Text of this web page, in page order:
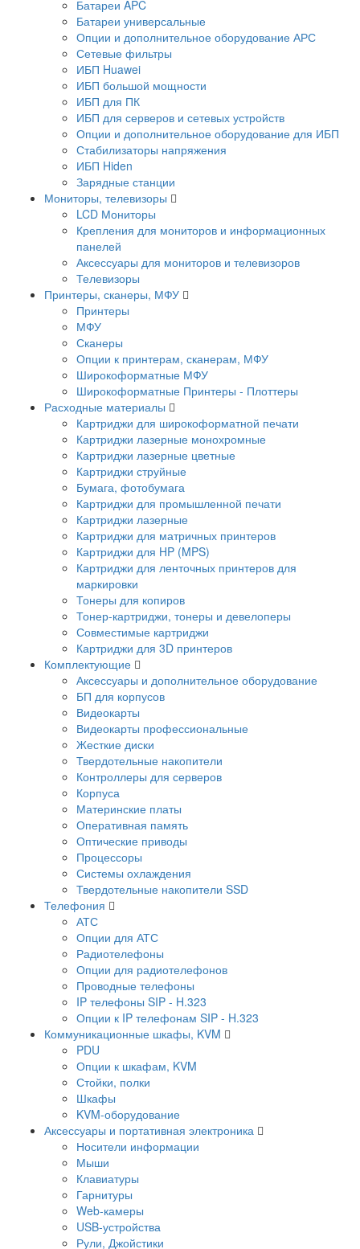
Батареи APC
Батареи универсальные
Опции и дополнительное оборудование АРС
Сетевые фильтры
ИБП Huawei
ИБП большой мощности
ИБП для ПК
ИБП для серверов и сетевых устройств
Опции и дополнительное оборудование для ИБП
Стабилизаторы напряжения
ИБП Hiden
Зарядные станции
Мониторы, телевизоры
LCD Мониторы
Крепления для мониторов и информационных
панелей
Аксессуары для мониторов и телевизоров
Телевизоры
Принтеры, сканеры, МФУ
Принтеры
МФУ
Сканеры
Опции к принтерам, сканерам, МФУ
Широкоформатные МФУ
Широкоформатные Принтеры - Плоттеры
Расходные материалы
Картриджи для широкоформатной печати
Картриджи лазерные монохромные
Картриджи лазерные цветные
Картриджи струйные
Бумага, фотобумага
Картриджи для промышленной печати
Картриджи лазерные
Картриджи для матричных принтеров
Картриджи для HP (MPS)
Картриджи для ленточных принтеров для
маркировки
Тонеры для копиров
Тонер-картриджи, тонеры и девелоперы
Совместимые картриджи
Картриджи для 3D принтеров
Комплектующие
Аксессуары и дополнительное оборудование
БП для корпусов
Видеокарты
Видеокарты профессиональные
Жесткие диски
Твердотельные накопители
Контроллеры для серверов
Корпуса
Материнские платы
Оперативная память
Оптические приводы
Процессоры
Системы охлаждения
Твердотельные накопители SSD
Телефония
АТС
Опции для АТС
Радиотелефоны
Опции для радиотелефонов
Проводные телефоны
IP телефоны SIP - H.323
Опции к IP телефонам SIP - H.323
Коммуникационные шкафы, KVM
PDU
Опции к шкафам, KVM
Стойки, полки
Шкафы
KVM-оборудование
Аксессуары и портативная электроника
Носители информации
Мыши
Клавиатуры
Гарнитуры
Web-камеры
USB-устройства
Рули, Джойстики